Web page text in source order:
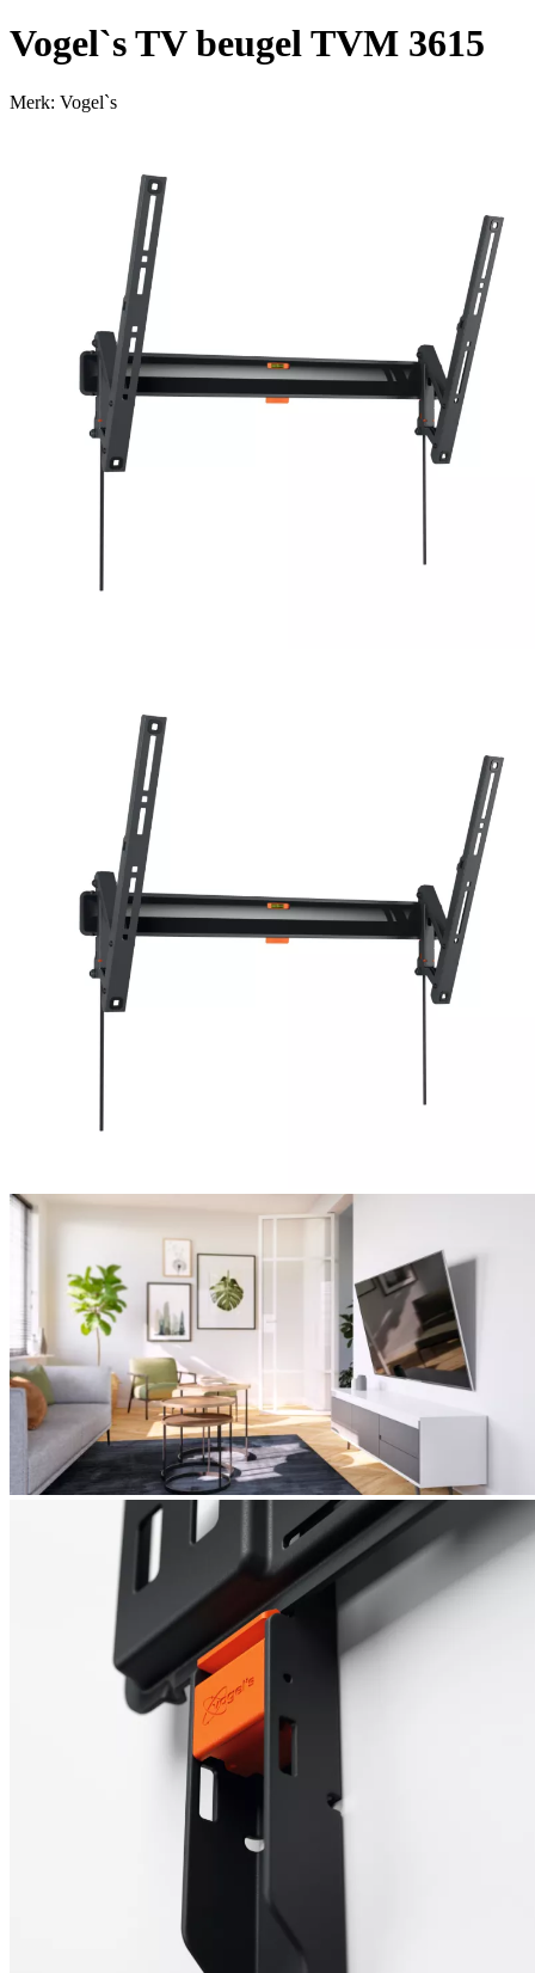
Vogel`s TV beugel TVM 3615
Merk: Vogel`s